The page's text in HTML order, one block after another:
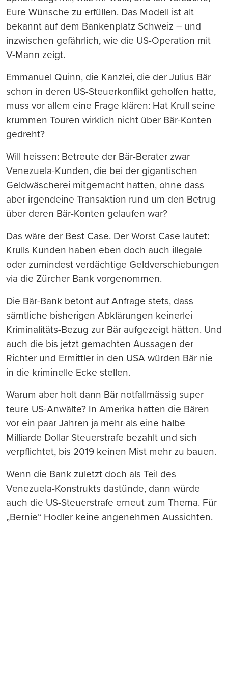
Eure Wünsche zu erfüllen. Das Modell ist alt
bekannt auf dem Bankenplatz Schweiz – und
inzwischen gefährlich, wie die US-Operation mit
V-Mann zeigt.
Emmanuel Quinn, die Kanzlei, die der Julius Bär
schon in deren US-Steuerkonflikt geholfen hatte,
muss vor allem eine Frage klären: Hat Krull seine
krummen Touren wirklich nicht über Bär-Konten
gedreht?
Will heissen: Betreute der Bär-Berater zwar
Venezuela-Kunden, die bei der gigantischen
Geldwäscherei mitgemacht hatten, ohne dass
aber irgendeine Transaktion rund um den Betrug
über deren Bär-Konten gelaufen war?
Das wäre der Best Case. Der Worst Case lautet:
Krulls Kunden haben eben doch auch illegale
oder zumindest verdächtige Geldverschiebungen
via die Zürcher Bank vorgenommen.
Die Bär-Bank betont auf Anfrage stets, dass
sämtliche bisherigen Abklärungen keinerlei
Kriminalitäts-Bezug zur Bär aufgezeigt hätten. Und
auch die bis jetzt gemachten Aussagen der
Richter und Ermittler in den USA würden Bär nie
in die kriminelle Ecke stellen.
Warum aber holt dann Bär notfallmässig super
teure US-Anwälte? In Amerika hatten die Bären
vor ein paar Jahren ja mehr als eine halbe
Milliarde Dollar Steuerstrafe bezahlt und sich
verpflichtet, bis 2019 keinen Mist mehr zu bauen.
Wenn die Bank zuletzt doch als Teil des
Venezuela-Konstrukts dastünde, dann würde
auch die US-Steuerstrafe erneut zum Thema. Für
„Bernie“ Hodler keine angenehmen Aussichten.